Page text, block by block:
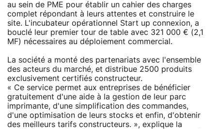
au sein de PME pour établir un cahier des charges
complet répondant à leurs attentes et construire le
site. L'incubateur opérationnel Start up connexion, a
bouclé leur premier tour de table avec 321 000 € (2,1
MF) nécessaires au déploiement commercial.
La société a monté des partenariats avec l'ensemble
des acteurs du marché, et distribue 2500 produits
exclusivement certifiés constructeur.
« Ce service permet aux entreprises de bénéficier
gratuitement d'une aide à la gestion de leur parc
imprimante, d'une simplification des commandes,
d'une optimisation de leurs stocks et enfin, d'obtenir
des meilleurs tarifs constructeurs. », explique la